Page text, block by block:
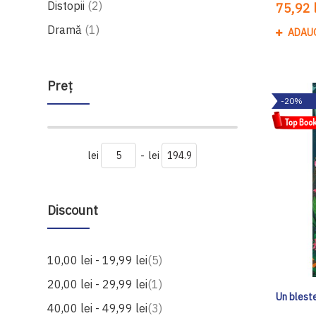
Distopii 2produse
Dramă
1produs
Preţ
lei - lei
Discount
10,00 lei -19,99 lei 5produse
20,00 lei - 29,99 lei 1produs
40,00 lei -49,99 lei 3produse
75,92
-20%
Un